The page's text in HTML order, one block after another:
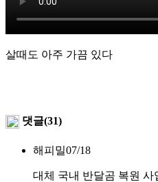
살때도 아주 가끔 있다
댓글(31)
해피밀07/18
대체 국내 반달곰 복원 사